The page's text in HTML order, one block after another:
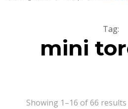
Tag:
mini
Showing 1–16 of 66 results